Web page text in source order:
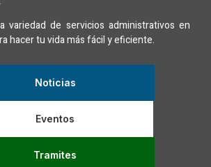
variedad de servicios administrativos en
hacer tu vida más fácil y eficiente.
Noticias
Eventos
Tramites